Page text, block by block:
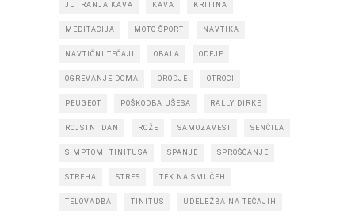
JUTRANJA KAVA KAVA KRITINA
MEDITACIJA MOTO ŠPORT NAVTIKA
NAVTIČNI TEČAJI OBALA ODEJE
OGREVANJE DOMA ORODJE OTROCI
PEUGEOT POŠKODBA UŠESA RALLY DIRKE
ROJSTNI DAN ROŽE SAMOZAVEST SENČILA
SIMPTOMI TINITUSA SPANJE SPROŠČANJE
STREHA STRES TEK NA SMUČEH
TELOVADBA TINITUS UDELEŽBA NA TEČAJIH